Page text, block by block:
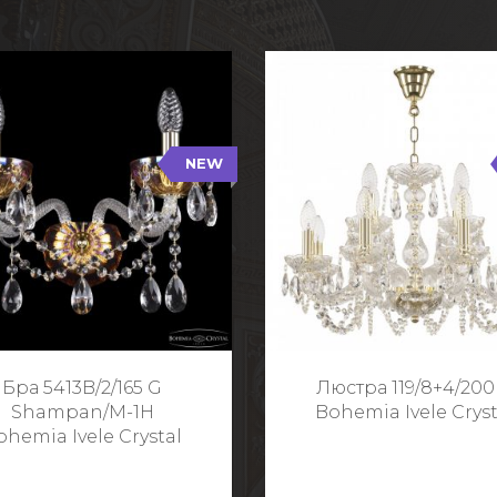
NEW
Бра 5413B/2/165 G
Shampan/M-1H
Ivele Crystal
2/165 G Shampan/M-1H
Тип: Хрустальные
арматуры: Золото/
Кол-во ламп: 2
Ширина: 35 см
Люстра 119/8+4/200
Bohemia Ivele
119/8+4/200 G
Тип: Стеклянный рожок
Цвет арматуры:
Кол-во ламп:
Диаметр: 58